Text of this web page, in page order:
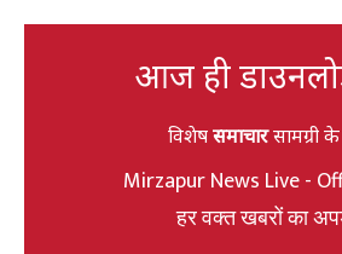
आज ही
विशेषसमाचारसामग्री
Mirzapur News Live -
हर वक्त खबरों का